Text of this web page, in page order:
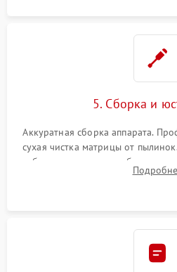
5. Сборка и
Аккуратная сборка аппарата.
сухая чистка матрицы от
рабочего отрезка, калибровка
экспозамера с